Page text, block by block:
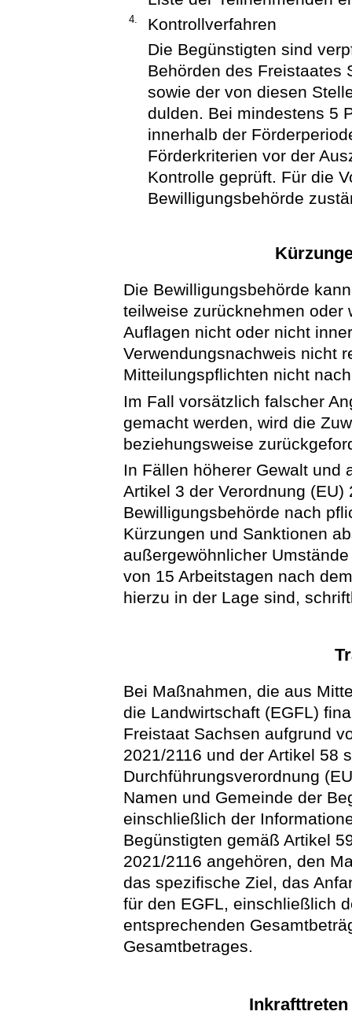
4.
Kontrollverfahren
Die Begünstigten sind
Behörden des Freistaates
sowie der von diesen
dulden. Bei mindestens 5
innerhalb der
Förderkriterien vor der
Kontrolle geprüft. Für die
Bewilligungsbehörde
Die Bewilligungsbehörde
teilweise zurücknehmen oder
Auflagen nicht oder nicht
Verwendungsnachweis nicht
Mitteilungspflichten nicht
Im Fall vorsätzlich falscher
gemacht werden, wird die
beziehungsweise
In Fällen höherer Gewalt und
Artikel 3 der Verordnung (EU)
Bewilligungsbehörde nach
Kürzungen und Sanktionen
außergewöhnlicher
von 15 Arbeitstagen nach
hierzu in der Lage sind,
Bei Maßnahmen, die aus
die Landwirtschaft (EGFL)
Freistaat Sachsen aufgrund
2021/2116 und der Artikel 58
Durchführungsverordnung
Namen und Gemeinde der
einschließlich der
Begünstigten gemäß Artikel
2021/2116 angehören, den
das spezifische Ziel, das
für den EGFL, einschließlich
entsprechenden
Gesamtbetrages.